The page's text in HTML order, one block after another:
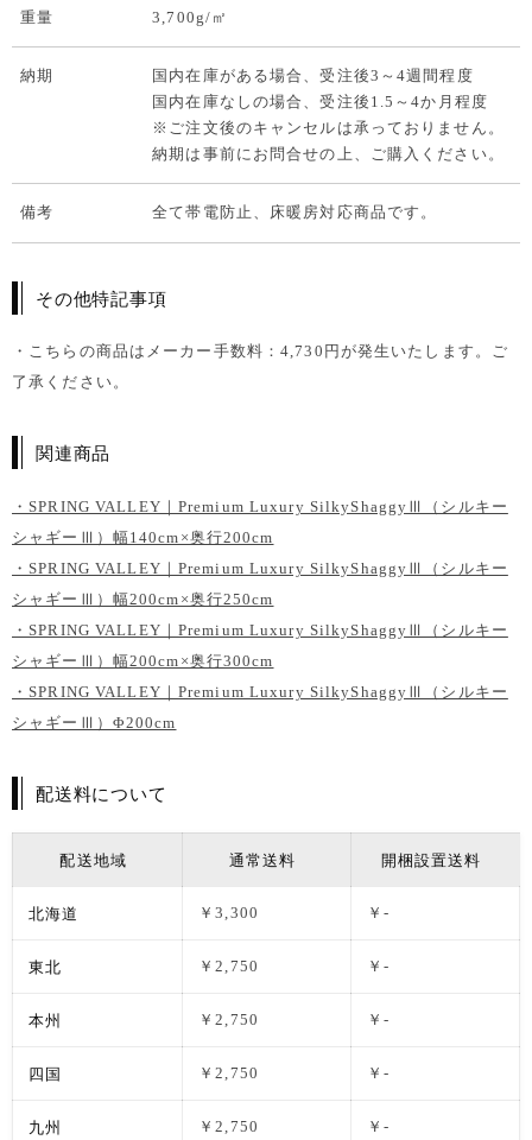
重量 3,700g/㎡
納期
国内在庫がある場合、受注後3～4週間程度
国内在庫なしの場合、受注後1.5～4か月程度
※ご注文後のキャンセルは承っておりません。
納期は事前にお問合せの上、ご購入ください。
備考 全て帯電防止、床暖房対応商品です。
その他特記事項
・こちらの商品はメーカー手数料：4,730円が発生いたします。ご
了承ください。
関連商品
・SPRING VALLEY｜Premium Luxury SilkyShaggyⅢ（シルキー
シャギーⅢ）幅140cm×奥行200cm
・SPRING VALLEY｜Premium Luxury SilkyShaggyⅢ（シルキー
シャギーⅢ）幅200cm×奥行250cm
・SPRING VALLEY｜Premium Luxury SilkyShaggyⅢ（シルキー
シャギーⅢ）幅200cm×奥行300cm
・SPRING VALLEY｜Premium Luxury SilkyShaggyⅢ（シルキー
シャギーⅢ）Φ200cm
配送料について
配送地域 通常送料 開梱設置送料
北海道 ￥3,300 ￥-
東北 ￥2,750 ￥-
本州 ￥2,750 ￥-
四国 ￥2,750 ￥-
九州 ￥2,750 ￥-